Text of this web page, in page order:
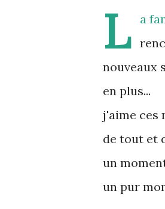
L
a
nouveaux
en plus...
j'aime ces
de tout et
un
un pur